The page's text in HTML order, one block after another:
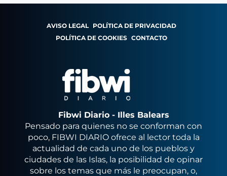
AVISO LEGAL POLÍTICA DE PRIVACIDAD
POLÍTICA DE COOKIES CONTACTO
Fibwi Diario - Illes Balears
Pensado para quienes no se conforman con
poco, FIBWI DIARIO ofrece al lector toda la
actualidad de cada uno de los pueblos y
ciudades de las Islas, la posibilidad de opinar
sobre los temas que más le preocupan, o,